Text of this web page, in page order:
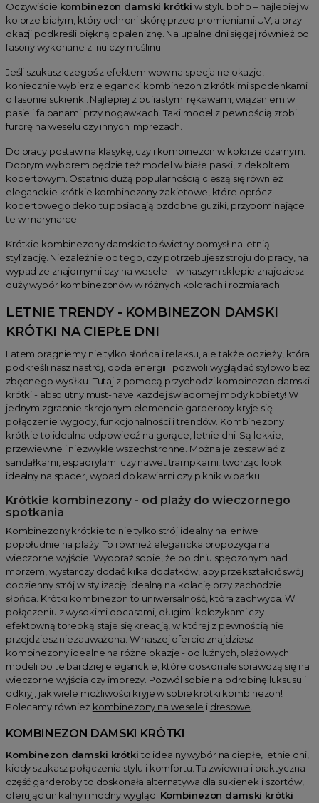
Oczywiście kombinezon damski krótkiw stylu boho – najlepiej w
kolorze białym, który ochroni skórę przed promieniami UV, a przy
okazji podkreśli piękną opaleniznę. Na upalne dni sięgaj również po
fasony wykonane z lnu czy muślinu.
Jeśli szukasz czegoś z efektem wow na specjalne okazje,
koniecznie wybierz elegancki kombinezon z krótkimi spodenkami
o fasonie sukienki. Najlepiej z bufiastymi rękawami, wiązaniem w
pasie i falbanami przy nogawkach. Taki model z pewnością zrobi
furorę na weselu czy innych imprezach.
Do pracy postaw na klasykę, czyli kombinezon w kolorze czarnym.
Dobrym wyborem będzie też model w białe paski, z dekoltem
kopertowym. Ostatnio dużą popularnością cieszą się również
eleganckie krótkie kombinezony żakietowe, które oprócz
kopertowego dekoltu posiadają ozdobne guziki, przypominające
te w marynarce.
Krótkie kombinezony damskie to świetny pomysł na letnią
stylizację. Niezależnie od tego, czy potrzebujesz stroju do pracy, na
wypad ze znajomymi czy na wesele – w naszym sklepie znajdziesz
duży wybór kombinezonów w różnych kolorach i rozmiarach.
LETNIE TRENDY - KOMBINEZON DAMSKI
KRÓTKI NA CIEPŁE DNI
Latem pragniemy nie tylko słońca i relaksu, ale także odzieży, która
podkreśli nasz nastrój, doda energii i pozwoli wyglądać stylowo bez
zbędnego wysiłku. Tutaj z pomocą przychodzi kombinezon damski
krótki - absolutny must-have każdej świadomej mody kobiety! W
jednym zgrabnie skrojonym elemencie garderoby kryje się
połączenie wygody, funkcjonalności i trendów. Kombinezony
krótkie to idealna odpowiedź na gorące, letnie dni. Są lekkie,
przewiewne i niezwykle wszechstronne. Można je zestawiać z
sandałkami, espadrylami czy nawet trampkami, tworząc look
idealny na spacer, wypad do kawiarni czy piknik w parku.
Krótkie kombinezony - od plaży do wieczornego
spotkania
Kombinezony krótkie to nie tylko strój idealny na leniwe
popołudnie na plaży. To również elegancka propozycja na
wieczorne wyjście. Wyobraź sobie, że po dniu spędzonym nad
morzem, wystarczy dodać kilka dodatków, aby przekształcić swój
codzienny strój w stylizację idealną na kolację przy zachodzie
słońca. Krótki kombinezon to uniwersalność, która zachwyca. W
połączeniu z wysokimi obcasami, długimi kolczykami czy
efektowną torebką staje się kreacją, w której z pewnością nie
przejdziesz niezauważona. W naszej ofercie znajdziesz
kombinezony idealne na różne okazje - od luźnych, plażowych
modeli po te bardziej eleganckie, które doskonale sprawdzą się na
wieczorne wyjścia czy imprezy. Pozwól sobie na odrobinę luksusu i
odkryj, jak wiele możliwości kryje w sobie krótki kombinezon!
Polecamy również kombinezony na wesele i dresowe.
KOMBINEZON DAMSKI KRÓTKI
Kombinezon damski krótki to idealny wybór na ciepłe, letnie dni,
kiedy szukasz połączenia stylu i komfortu. Ta zwiewna i praktyczna
część garderoby to doskonała alternatywa dla sukienek i szortów,
oferując unikalny i modny wygląd. Kombinezon damski krótki